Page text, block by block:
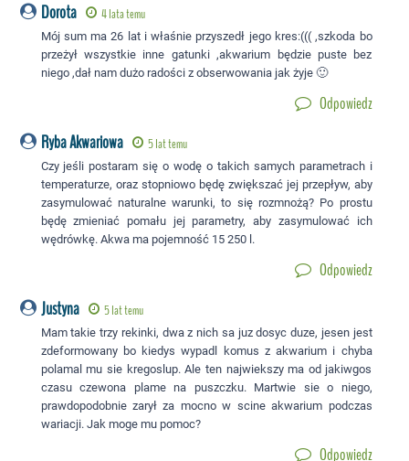
Dorota 4 lata temu
Mój sum ma 26 lat i właśnie przyszedł jego kres:((( ,szkoda bo
przeżył wszystkie inne gatunki ,akwarium będzie puste bez
niego ,dał nam dużo radości z obserwowania jak żyje 🙂
Odpowiedz
Ryba Akwariowa 5 lat temu
Czy jeśli postaram się o wodę o takich samych parametrach i
temperaturze, oraz stopniowo będę zwiększać jej przepływ, aby
zasymulować naturalne warunki, to się rozmnożą? Po prostu
będę zmieniać pomału jej parametry, aby zasymulować ich
wędrówkę. Akwa ma pojemność 15 250 l.
Odpowiedz
Justyna 5 lat temu
Mam takie trzy rekinki, dwa z nich sa juz dosyc duze, jesen jest
zdeformowany bo kiedys wypadl komus z akwarium i chyba
polamal mu sie kregoslup. Ale ten najwiekszy ma od jakiwgos
czasu czewona plame na puszczku. Martwie sie o niego,
prawdopodobnie zarył za mocno w scine akwarium podczas
wariacji. Jak moge mu pomoc?
Odpowiedz